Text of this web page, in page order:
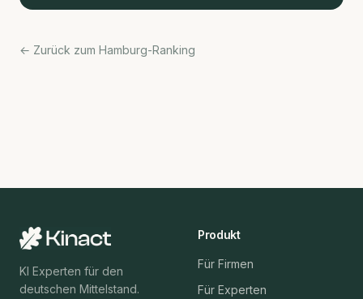
← Zurück zum Hamburg-Ranking
KI Experten für den
deutschen Mittelstand.
Produkt
Für Firmen
Für Experten